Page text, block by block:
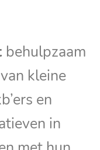
behulpzaam
kleine
en
in